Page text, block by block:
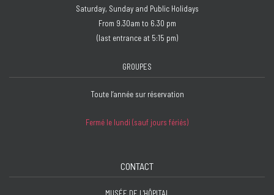
Saturday, Sunday and Public Holidays
From 9.30am to 6.30 pm
(last entrance at 5:15 pm)
GROUPES
Toute l’année sur réservation
Fermé le lundi (sauf jours fériés)
CONTACT